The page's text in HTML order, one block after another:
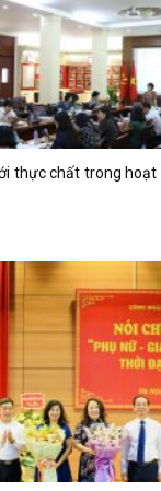
thực chất trong